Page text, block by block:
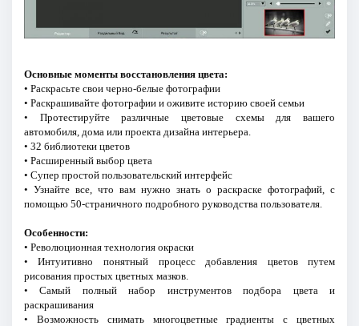
Основные моменты восстановления цвета:
• Раскрасьте свои черно-белые фотографии
• Раскрашивайте фотографии и оживите историю своей семьи
• Протестируйте различные цветовые схемы для вашего
автомобиля, дома или проекта дизайна интерьера.
• 32 библиотеки цветов
• Расширенный выбор цвета
• Супер простой пользовательский интерфейс
• Узнайте все, что вам нужно знать о раскраске фотографий, с
помощью 50-страничного подробного руководства пользователя.
Особенности:
• Революционная технология окраски
• Интуитивно понятный процесс добавления цветов путем
рисования простых цветных мазков.
• Самый полный набор инструментов подбора цвета и
раскрашивания
• Возможность снимать многоцветные градиенты с цветных